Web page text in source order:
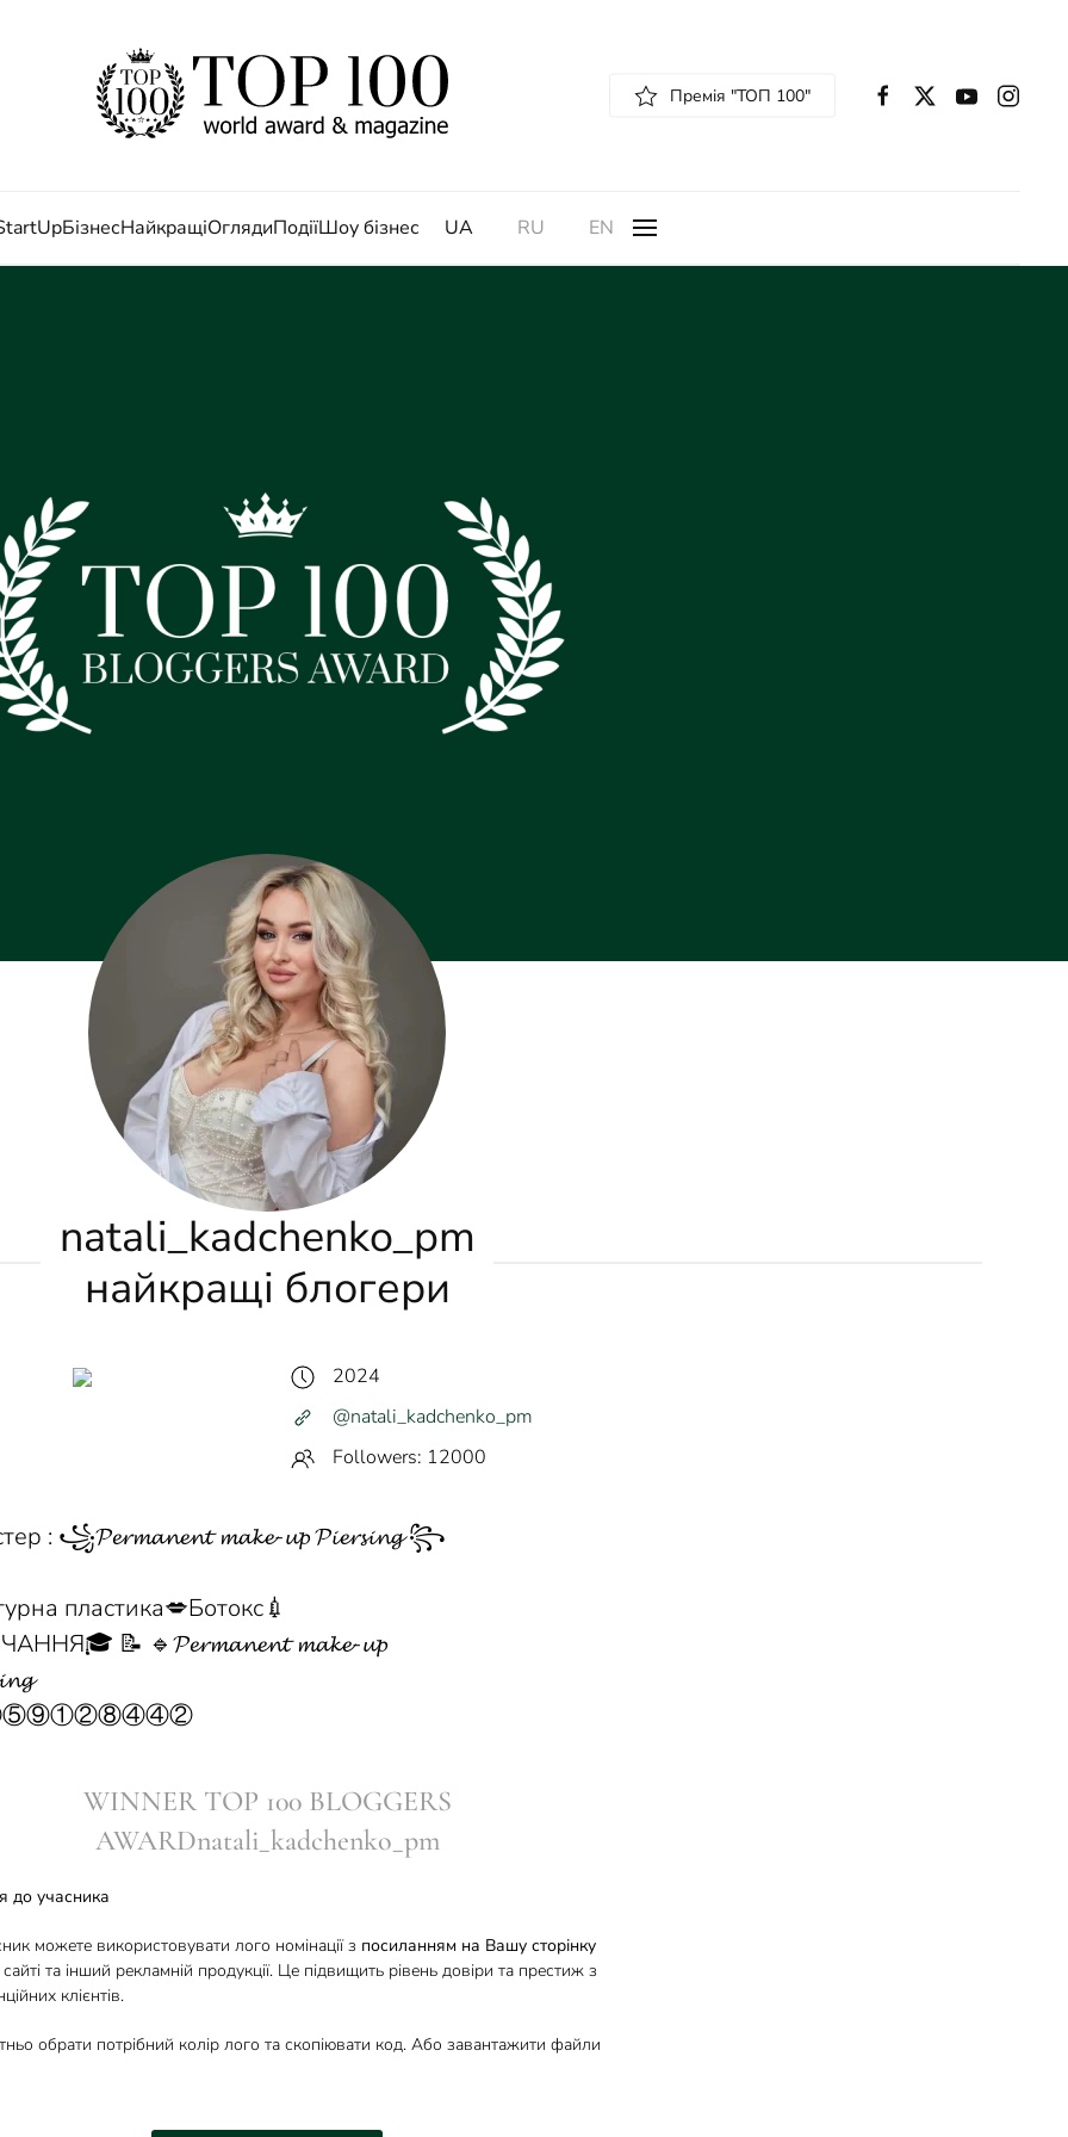
Премія "ТОП 100"
БізнесНайкращіОглядиПодіїШоу бізнес UA RU EN
natali_kadchenko_pm
найкращі блогери
2024
@natali_kadchenko_pm
Followers: 12000
: ꧁𝓟𝓮𝓻𝓶𝓪𝓷𝓮𝓷𝓽 𝓶𝓪𝓴𝓮-𝓾𝓹 𝓟𝓲𝓮𝓻𝓼𝓲𝓷𝓰 ꧂
пластика💋Ботокс💉
📝 🔹𝓟𝓮𝓻𝓶𝓪𝓷𝓮𝓷𝓽 𝓶𝓪𝓴𝓮-𝓾𝓹
WINNER TOP 100 BLOGGERS
AWARDnatali_kadchenko_pm
до учасника
можете використовувати лого номінації з посиланням на Вашу сторінку
та інший рекламній продукції. Це підвищить рівень довіри та престиж з
клієнтів.
обрати потрібний колір лого та скопіювати код. Або завантажити файли